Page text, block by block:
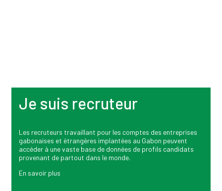
Je suis recruteur
Les recruteurs travaillant pour les comptes des entreprises
gabonaises et étrangères implantées au Gabon peuvent
accéder à une vaste base de données de profils candidats
provenant de partout dans le monde.
En savoir plus